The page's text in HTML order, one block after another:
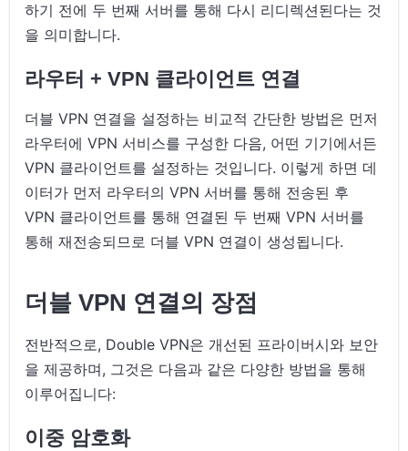
하기 전에 두 번째 서버를 통해 다시 리디렉션된다는 것
을 의미합니다.
라우터 + VPN 클라이언트 연결
더블 VPN 연결을 설정하는 비교적 간단한 방법은 먼저
라우터에 VPN 서비스를 구성한 다음, 어떤 기기에서든
VPN 클라이언트를 설정하는 것입니다. 이렇게 하면 데
이터가 먼저 라우터의 VPN 서버를 통해 전송된 후
VPN 클라이언트를 통해 연결된 두 번째 VPN 서버를
통해 재전송되므로 더블 VPN 연결이 생성됩니다.
더블 VPN 연결의 장점
전반적으로, Double VPN은 개선된 프라이버시와 보안
을 제공하며, 그것은 다음과 같은 다양한 방법을 통해
이루어집니다:
이중 암호화